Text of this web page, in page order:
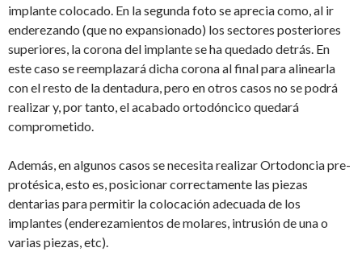
implante colocado. En la segunda foto se aprecia como, al ir
enderezando (que no expansionado) los sectores posteriores
superiores, la corona del implante se ha quedado detrás. En
este caso se reemplazará dicha corona al final para alinearla
con el resto de la dentadura, pero en otros casos no se podrá
realizar y, por tanto, el acabado ortodóncico quedará
comprometido.
Además, en algunos casos se necesita realizar Ortodoncia pre-
protésica, esto es, posicionar correctamente las piezas
dentarias para permitir la colocación adecuada de los
implantes (enderezamientos de molares, intrusión de una o
varias piezas, etc).